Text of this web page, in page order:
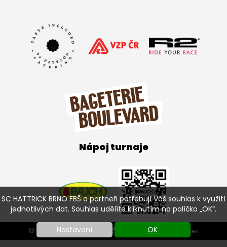
SC HATTRICK BRNO FBŠ a partneři potřebují Váš souhlas k využití
jednotlivých dat. Souhlas udělíte kliknutím na políčko „OK“.
Nastavení OK
Nápoj turnaje
© SC HATTRICK BRNO FBŠ 2026 | Nastavení cookies